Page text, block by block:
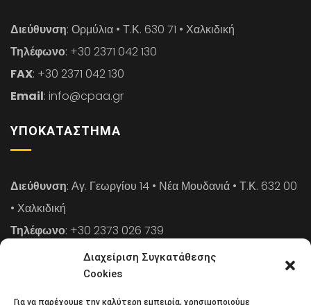
Διαχείριση Συγκατάθεσης
Cookies
Για να παρέχουμε την καλύτερη εμπειρία, χρησιμοποιούμε
Διεύθυνση: Ορμύλια • Τ.Κ. 630 71 • Χαλκιδική
Τηλέφωνο: +30 2371 042 130
FAX: +30 2371 042 130
Email: info@cpaa.gr
ΥΠΟΚΑΤΆΣΤΗΜΑ
Διεύθυνση: Αγ. Γεωργίου 14 • Νέα Μουδανιά • Τ.Κ. 632 00
• Χαλκιδική
Τηλέφωνο: +30 2373 026 739
: +30 2373 026 739
: info@cpaa.gr